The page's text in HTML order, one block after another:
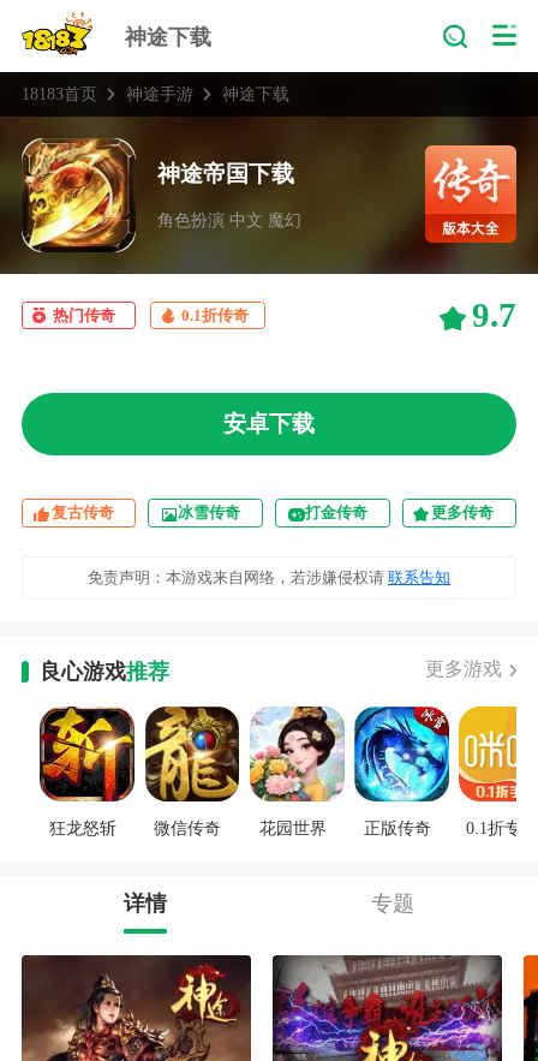
神途下载
18183首页 神途手游 神途下载
神途帝国下载
角色扮演 中文 魔幻
热门传奇 0.1折传奇 9.7
安卓下载
复古传奇 冰雪传奇 打金传奇 更多传奇
免责声明：本游戏来自网络，若涉嫌侵权请 联系告知
良心游戏推荐 更多游戏
狂龙怒斩 微信传奇 花园世界 正版传奇 0.1折专区
详情 专题